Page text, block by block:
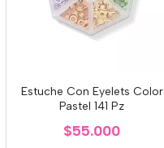
Estuche Con Eyelets Color
Pastel 141 Pz
$55.000